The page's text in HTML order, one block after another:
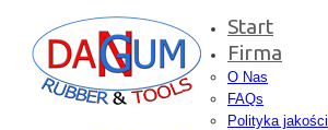
Start
Firma
O Nas
FAQs
Polityka jakości